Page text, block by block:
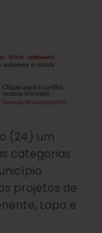
(24) um
categorias
projetos de
Lapa e